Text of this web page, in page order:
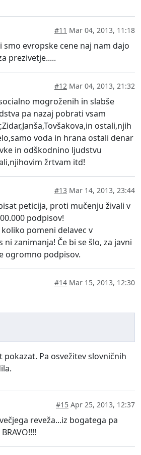
#11 Mar 04, 2013, 11:18
smo evropske cene naj nam dajo
prezivetje.....
#12 Mar 04, 2013, 21:32
mogroženih in slabše
pa nazaj pobrati vsam
ostali,njih
voda in hrana ostali denar
in odškodnino ljudstvu
žrtvam itd!
#13 Mar 14, 2013, 23:44
peticija, proti mučenju živali v
podpisov!
pomeni delavec v
zanimanja! Če bi se šlo, za javni
ogromno podpisov.
#14 Mar 15, 2013, 12:30
Pa osvežitev slovničnih
#15 Apr 25, 2013, 12:37
reveža...iz bogatega pa